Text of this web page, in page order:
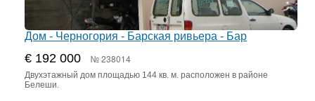
Дом - Черногория - Барская ривьера - Бар
€ 192 000 № 238014
Двухэтажный дом площадью 144 кв. м. расположен в районе
Белеши.